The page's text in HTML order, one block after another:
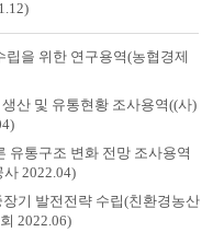
립을 위한 연구용역(농협경제
산 및 유통현황 조사용역((사)
유통구조 변화 전망 조사용역
2022.04)
기 발전전략 수립(친환경농산
2022.06)